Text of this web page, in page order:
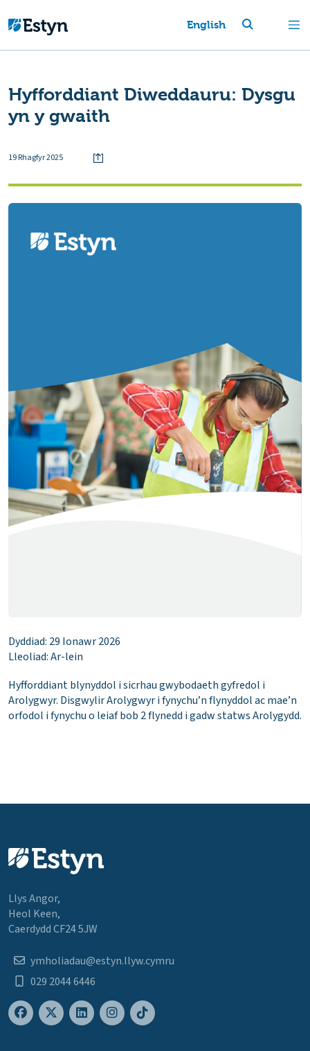
English
Hyfforddiant Diweddauru: Dysgu
yn y gwaith
19 Rhagfyr 2025
Dyddiad: 29 Ionawr 2026
Lleoliad: Ar-lein
Hyfforddiant blynyddol i sicrhau gwybodaeth gyfredol i
Arolygwyr. Disgwylir Arolygwyr i fynychu’n flynyddol ac mae’n
orfodol i fynychu o leiaf bob 2 flynedd i gadw statws Arolygydd.
Llys Angor,
Heol Keen,
Caerdydd CF24 5JW
ymholiadau@estyn.llyw.cymru
029 2044 6446